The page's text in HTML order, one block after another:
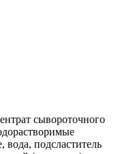
сывороточного
вода, подсластитель